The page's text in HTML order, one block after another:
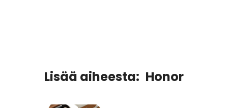
Lisää aiheesta: Honor